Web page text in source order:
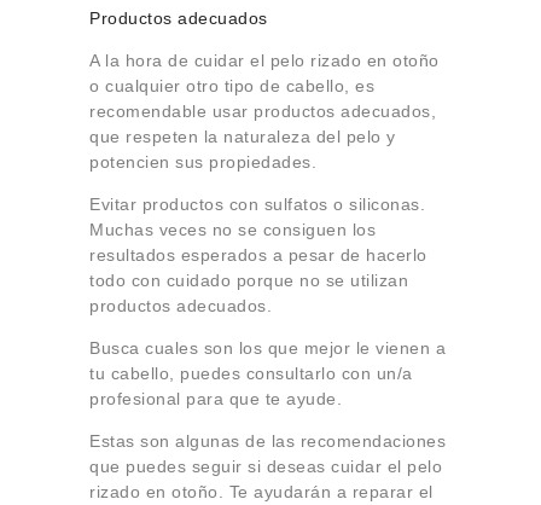
Productos adecuados
A la hora de cuidar el pelo rizado en otoño
o cualquier otro tipo de cabello, es
recomendable usar productos adecuados,
que respeten la naturaleza del pelo y
potencien sus propiedades.
Evitar productos con sulfatos o siliconas.
Muchas veces no se consiguen los
resultados esperados a pesar de hacerlo
todo con cuidado porque no se utilizan
productos adecuados.
Busca cuales son los que mejor le vienen a
tu cabello, puedes consultarlo con un/a
profesional para que te ayude.
Estas son algunas de las recomendaciones
que puedes seguir si deseas cuidar el pelo
rizado en otoño. Te ayudarán a reparar el